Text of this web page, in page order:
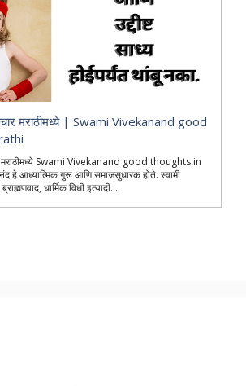
मराठीमध्ये | Swami Vivekanand good
मराठीमध्ये Swami Vivekanand good thoughts in
हे आध्यात्मिक गुरू आणि समाजसुधारक होते. स्वामी
धार्मिक विधी इत्यादी...